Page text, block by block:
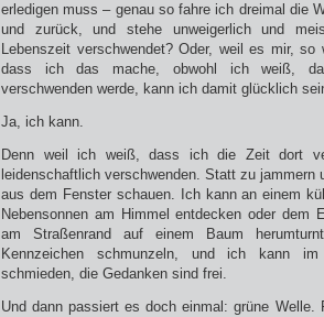
erledigen muss – genau so fahre ich dreimal die
und zurück, und stehe unweigerlich und
Lebenszeit verschwendet? Oder, weil es mir,
dass ich das mache, obwohl ich weiß,
verschwenden werde, kann ich damit glücklich
Ja, ich kann.
Denn weil ich weiß, dass ich die Zeit dort
leidenschaftlich verschwenden. Statt zu jammern
aus dem Fenster schauen. Ich kann an einem
Nebensonnen am Himmel entdecken oder dem
am Straßenrand auf einem Baum
Kennzeichen schmunzeln, und ich kann
schmieden, die Gedanken sind frei.
Und dann passiert es doch einmal: grüne